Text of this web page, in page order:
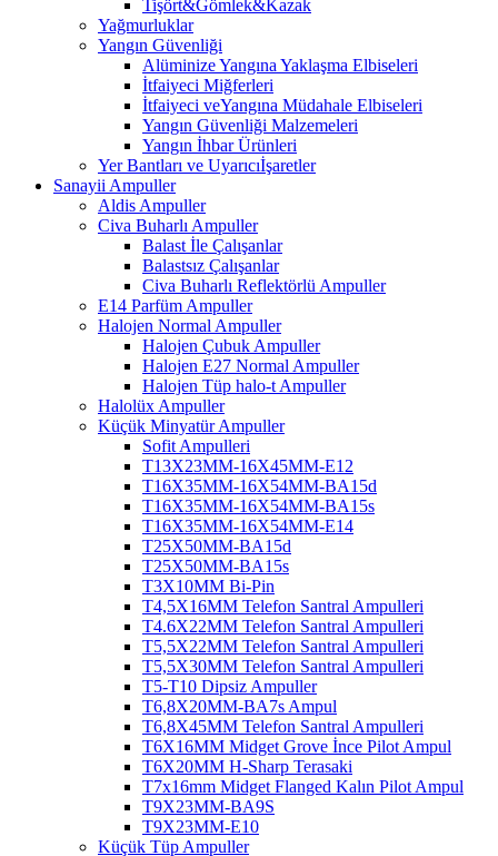
Tişört&Gömlek&Kazak
Yağmurluklar
Yangın Güvenliği
Alüminize Yangına Yaklaşma Elbiseleri
İtfaiyeci Miğferleri
İtfaiyeci veYangına Müdahale Elbiseleri
Yangın Güvenliği Malzemeleri
Yangın İhbar Ürünleri
Yer Bantları ve Uyarıcıİşaretler
Sanayii Ampuller
Aldis Ampuller
Civa Buharlı Ampuller
Balast İle Çalışanlar
Balastsız Çalışanlar
Civa Buharlı Reflektörlü Ampuller
E14 Parfüm Ampuller
Halojen Normal Ampuller
Halojen Çubuk Ampuller
Halojen E27 Normal Ampuller
Halojen Tüp halo-t Ampuller
Halolüx Ampuller
Küçük Minyatür Ampuller
Sofit Ampulleri
T13X23MM-16X45MM-E12
T16X35MM-16X54MM-BA15d
T16X35MM-16X54MM-BA15s
T16X35MM-16X54MM-E14
T25X50MM-BA15d
T25X50MM-BA15s
T3X10MM Bi-Pin
T4,5X16MM Telefon Santral Ampulleri
T4.6X22MM Telefon Santral Ampulleri
T5,5X22MM Telefon Santral Ampulleri
T5,5X30MM Telefon Santral Ampulleri
T5-T10 Dipsiz Ampuller
T6,8X20MM-BA7s Ampul
T6,8X45MM Telefon Santral Ampulleri
T6X16MM Midget Grove İnce Pilot Ampul
T6X20MM H-Sharp Terasaki
T7x16mm Midget Flanged Kalın Pilot Ampul
T9X23MM-BA9S
T9X23MM-E10
Küçük Tüp Ampuller